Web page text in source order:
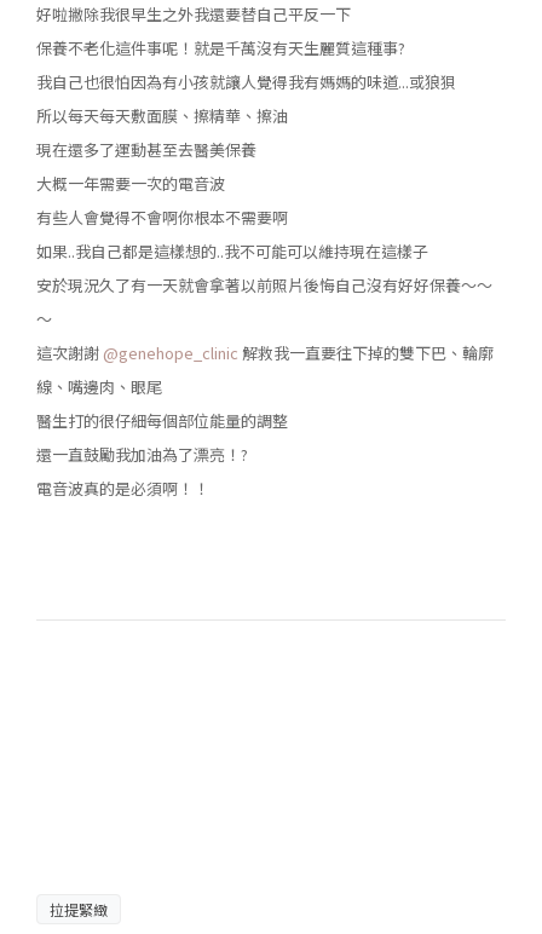
好啦撇除我很早生之外我還要替自己平反一下
保養不老化這件事呢！就是千萬沒有天生麗質這種事?
我自己也很怕因為有小孩就讓人覺得我有媽媽的味道...或狼狽
所以每天每天敷面膜、擦精華、擦油
現在還多了運動甚至去醫美保養
大概一年需要一次的電音波
有些人會覺得不會啊你根本不需要啊
如果..我自己都是這樣想的..我不可能可以維持現在這樣子
安於現況久了有一天就會拿著以前照片後悔自己沒有好好保養～～
～
這次謝謝 @genehope_clinic 解救我一直要往下掉的雙下巴、輪廓
線、嘴邊肉、眼尾
醫生打的很仔細每個部位能量的調整
還一直鼓勵我加油為了漂亮！?
電音波真的是必須啊！！
拉提緊緻